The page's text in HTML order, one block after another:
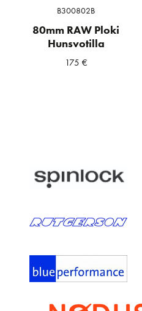
B300802B
80mm RAW Ploki
Hunsvotilla
175 €